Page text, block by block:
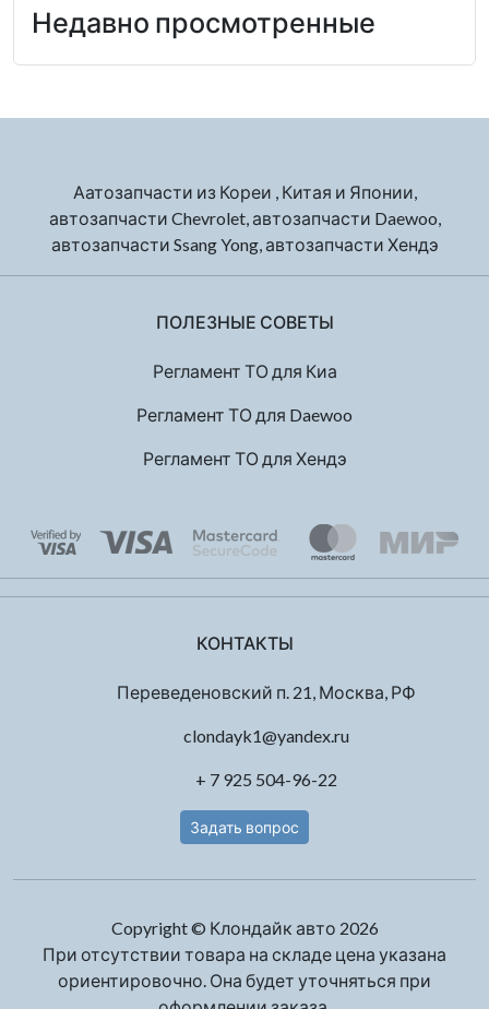
Недавно просмотренные
Аатозапчасти из Кореи , Китая и Японии,
автозапчасти Chevrolet, автозапчасти Daewoo,
автозапчасти Ssang Yong, автозапчасти Хендэ
ПОЛЕЗНЫЕ СОВЕТЫ
Регламент ТО для Киа
Регламент ТО для Daewoo
Регламент ТО для Хендэ
КОНТАКТЫ
Переведеновский п. 21, Москва, РФ
clondayk1@yandex.ru
+ 7 925 504-96-22
Задать вопрос
Copyright © Клондайк авто 2026
При отсутствии товара на складе цена указана
ориентировочно. Она будет уточняться при